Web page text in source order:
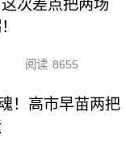
次差点把两场
阅读 8655
！高市早苗两把